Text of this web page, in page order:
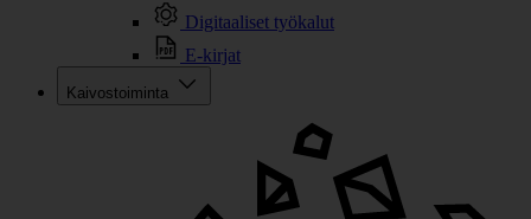
Digitaaliset työkalut
E-kirjat
Kaivostoiminta